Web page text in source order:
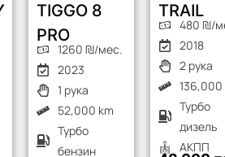
TIGGO 8
PRO
1260 ₪/мес.
2023
1 рука
52,000 km
Турбо
бензин
TRAIL
480 ₪/мес.
2018
2 рука
136,000 km
Турбо
дизель
АКПП